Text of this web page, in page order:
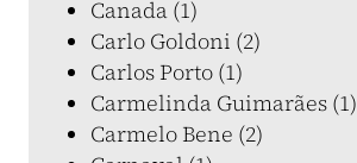
Canada (1)
Carlo Goldoni (2)
Carlos Porto (1)
Carmelinda Guimarães (1)
Carmelo Bene (2)